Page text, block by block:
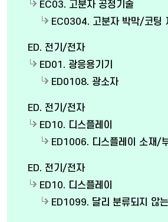
EC03. 고분자 공정기술
EC0304. 고분자 박막/코팅
ED. 전기/전자
ED01. 광응용기기
ED0108. 광소자
ED. 전기/전자
ED10. 디스플레이
ED1006. 디스플레이 소재/
ED. 전기/전자
ED10. 디스플레이
ED1099. 달리 분류되지 않